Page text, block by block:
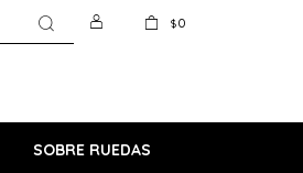
SOBRE RUEDAS
$0